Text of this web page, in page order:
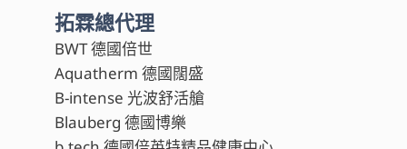
拓霖總代理
BWT 德國倍世
Aquatherm 德國闊盛
B-intense 光波舒活艙
Blauberg 德國博樂